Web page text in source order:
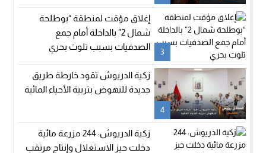
3
إغلاق مؤقت لمنطقة “بوطلحة
شمال 2” بالداخلة أمام جمع
الصدفيات بسبب تلوث بحري
4
زكية الدريوش تقود خارطة طريق
جديدة للنهوض بتربية الأحياء المائية
زكية الدريوش: 244 مزرعة مائية
دخلت حيز الاستغلال وإنتاج مرتقب